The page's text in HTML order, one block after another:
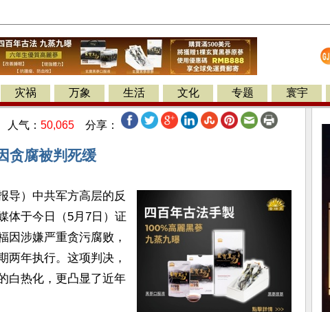
灾祸 万象 生活 文化 专题 寰宇
人气： 50,065 分享：
贪腐被判死缓
导）中共军方高层的反
体于今日（5月7日）证
因涉嫌严重贪污腐败，
两年执行。这项判决，
白热化，更凸显了近年